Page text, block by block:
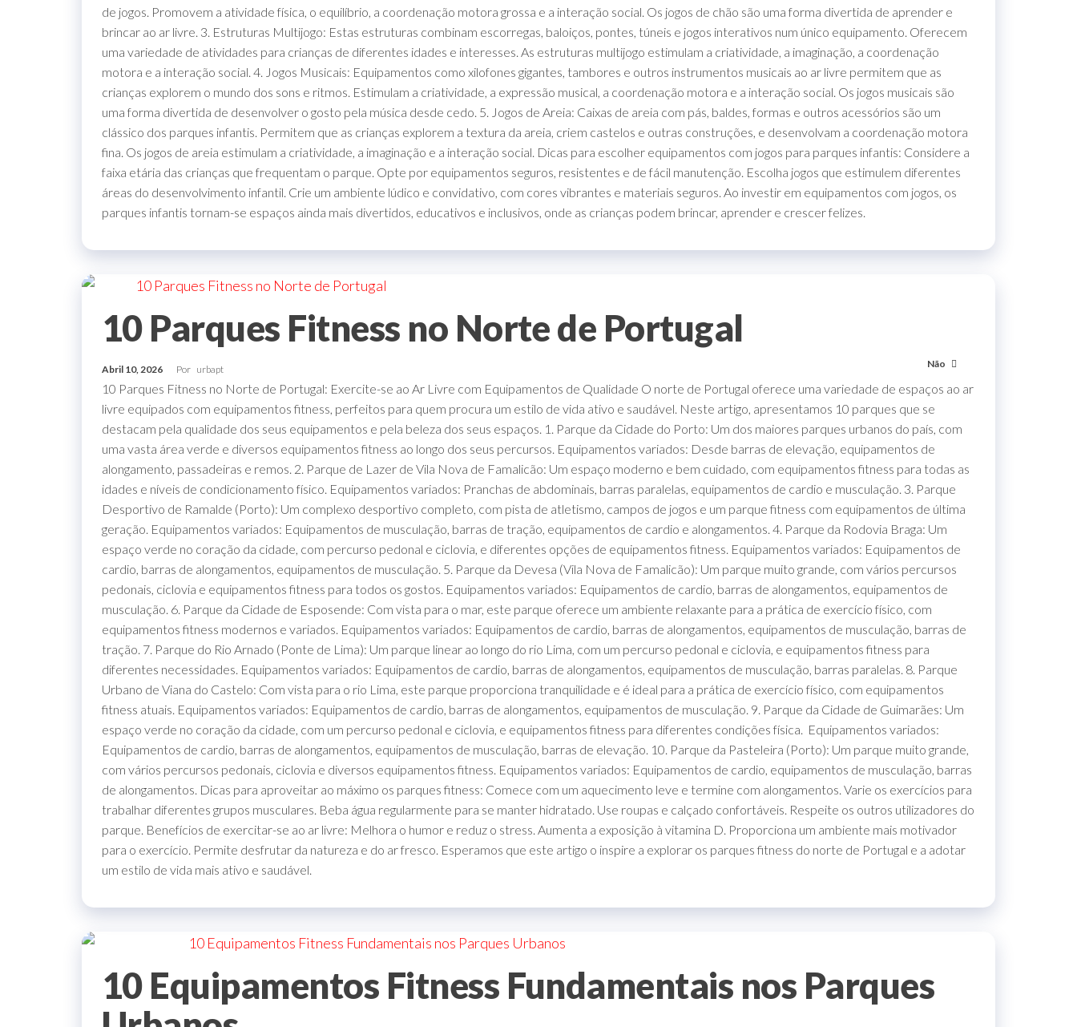
de jogos. Promovem a atividade física, o equilíbrio, a coordenação motora grossa e a interação social. Os jogos de chão são uma forma divertida de aprender e
brincar ao ar livre. 3. Estruturas Multijogo: Estas estruturas combinam escorregas, baloiços, pontes, túneis e jogos interativos num único equipamento. Oferecem
uma variedade de atividades para crianças de diferentes idades e interesses. As estruturas multijogo estimulam a criatividade, a imaginação, a coordenação
motora e a interação social. 4. Jogos Musicais: Equipamentos como xilofones gigantes, tambores e outros instrumentos musicais ao ar livre permitem que as
crianças explorem o mundo dos sons e ritmos. Estimulam a criatividade, a expressão musical, a coordenação motora e a interação social. Os jogos musicais são
uma forma divertida de desenvolver o gosto pela música desde cedo. 5. Jogos de Areia: Caixas de areia com pás, baldes, formas e outros acessórios são um
clássico dos parques infantis. Permitem que as crianças explorem a textura da areia, criem castelos e outras construções, e desenvolvam a coordenação motora
fina. Os jogos de areia estimulam a criatividade, a imaginação e a interação social. Dicas para escolher equipamentos com jogos para parques infantis: Considere a
faixa etária das crianças que frequentam o parque. Opte por equipamentos seguros, resistentes e de fácil manutenção. Escolha jogos que estimulem diferentes
áreas do desenvolvimento infantil. Crie um ambiente lúdico e convidativo, com cores vibrantes e materiais seguros. Ao investir em equipamentos com jogos, os
parques infantis tornam-se espaços ainda mais divertidos, educativos e inclusivos, onde as crianças podem brincar, aprender e crescer felizes.
10 Parques Fitness no Norte de Portugal
Abril 10, 2026 Por urbapt Não
10 Parques Fitness no Norte de Portugal: Exercite-se ao Ar Livre com Equipamentos de Qualidade O norte de Portugal oferece uma variedade de espaços ao ar
livre equipados com equipamentos fitness, perfeitos para quem procura um estilo de vida ativo e saudável. Neste artigo, apresentamos 10 parques que se
destacam pela qualidade dos seus equipamentos e pela beleza dos seus espaços. 1. Parque da Cidade do Porto: Um dos maiores parques urbanos do país, com
uma vasta área verde e diversos equipamentos fitness ao longo dos seus percursos. Equipamentos variados: Desde barras de elevação, equipamentos de
alongamento, passadeiras e remos. 2. Parque de Lazer de Vila Nova de Famalicão: Um espaço moderno e bem cuidado, com equipamentos fitness para todas as
idades e níveis de condicionamento físico. Equipamentos variados: Pranchas de abdominais, barras paralelas, equipamentos de cardio e musculação. 3. Parque
Desportivo de Ramalde (Porto): Um complexo desportivo completo, com pista de atletismo, campos de jogos e um parque fitness com equipamentos de última
geração. Equipamentos variados: Equipamentos de musculação, barras de tração, equipamentos de cardio e alongamentos. 4. Parque da Rodovia Braga: Um
espaço verde no coração da cidade, com percurso pedonal e ciclovia, e diferentes opções de equipamentos fitness. Equipamentos variados: Equipamentos de
cardio, barras de alongamentos, equipamentos de musculação. 5. Parque da Devesa (Vila Nova de Famalicão): Um parque muito grande, com vários percursos
pedonais, ciclovia e equipamentos fitness para todos os gostos. Equipamentos variados: Equipamentos de cardio, barras de alongamentos, equipamentos de
musculação. 6. Parque da Cidade de Esposende: Com vista para o mar, este parque oferece um ambiente relaxante para a prática de exercício físico, com
equipamentos fitness modernos e variados. Equipamentos variados: Equipamentos de cardio, barras de alongamentos, equipamentos de musculação, barras de
tração. 7. Parque do Rio Arnado (Ponte de Lima): Um parque linear ao longo do rio Lima, com um percurso pedonal e ciclovia, e equipamentos fitness para
diferentes necessidades. Equipamentos variados: Equipamentos de cardio, barras de alongamentos, equipamentos de musculação, barras paralelas. 8. Parque
Urbano de Viana do Castelo: Com vista para o rio Lima, este parque proporciona tranquilidade e é ideal para a prática de exercício físico, com equipamentos
fitness atuais. Equipamentos variados: Equipamentos de cardio, barras de alongamentos, equipamentos de musculação. 9. Parque da Cidade de Guimarães: Um
espaço verde no coração da cidade, com um percurso pedonal e ciclovia, e equipamentos fitness para diferentes condições física. Equipamentos variados:
Equipamentos de cardio, barras de alongamentos, equipamentos de musculação, barras de elevação. 10. Parque da Pasteleira (Porto): Um parque muito grande,
com vários percursos pedonais, ciclovia e diversos equipamentos fitness. Equipamentos variados: Equipamentos de cardio, equipamentos de musculação, barras
de alongamentos. Dicas para aproveitar ao máximo os parques fitness: Comece com um aquecimento leve e termine com alongamentos. Varie os exercícios para
trabalhar diferentes grupos musculares. Beba água regularmente para se manter hidratado. Use roupas e calçado confortáveis. Respeite os outros utilizadores do
parque. Benefícios de exercitar-se ao ar livre: Melhora o humor e reduz o stress. Aumenta a exposição à vitamina D. Proporciona um ambiente mais motivador
para o exercício. Permite desfrutar da natureza e do ar fresco. Esperamos que este artigo o inspire a explorar os parques fitness do norte de Portugal e a adotar
um estilo de vida mais ativo e saudável.
10 Equipamentos Fitness Fundamentais nos Parques